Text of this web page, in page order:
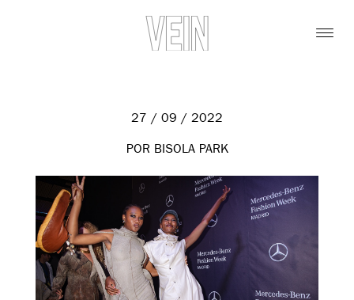
27 / 09 / 2022
POR BISOLA PARK